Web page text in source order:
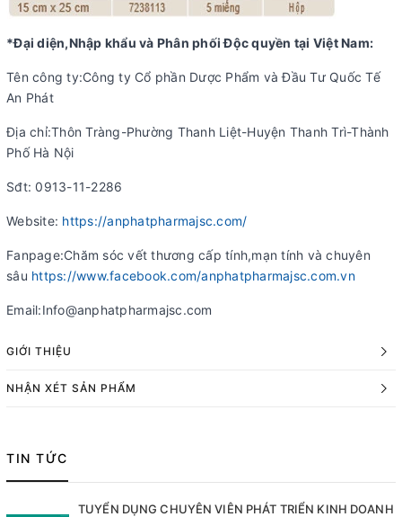
*Đại diện,Nhập khẩu và Phân phối Độc quyền tại Việt Nam:
Tên công ty:Công ty Cổ phần Dược Phẩm và Đầu Tư Quốc Tế
An Phát
Địa chỉ:Thôn Tràng-Phường Thanh Liệt-Huyện Thanh Trì-Thành
Phố Hà Nội
Sđt: 0913-11-2286
Website: https://anphatpharmajsc.com/
Fanpage:Chăm sóc vết thương cấp tính,mạn tính và chuyên
sâu https://www.facebook.com/anphatpharmajsc.com.vn
Email:Info@anphatpharmajsc.com
GIỚI THIỆU
NHẬN XÉT SẢN PHẨM
TIN TỨC
TUYỂN DỤNG CHUYÊN VIÊN PHÁT TRIỂN KINH DOANH